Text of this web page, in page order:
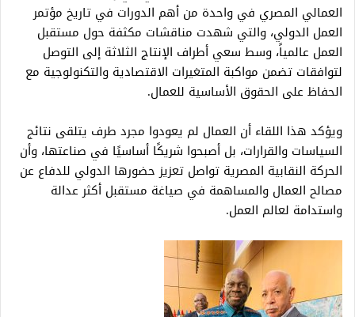
العمالي المصري في واحدة من أهم الدورات في تاريخ مؤتمر
العمل الدولي، والتي شهدت مناقشات مكثفة حول مستقبل
العمل عالمياً، وسط سعي أطراف الإنتاج الثلاثة إلى التوصل
لتوافقات تضمن مواكبة المتغيرات الاقتصادية والتكنولوجية مع
الحفاظ على الحقوق الأساسية للعمال.
ويؤكد هذا اللقاء أن العمال لم يعودوا مجرد طرف يتلقى نتائج
السياسات والقرارات، بل أصبحوا شريكًا أساسيًا في صناعتها، وأن
الحركة النقابية المصرية تواصل تعزيز حضورها الدولي للدفاع عن
مصالح العمال والمساهمة في صياغة مستقبل أكثر عدالة
واستدامة لعالم العمل.